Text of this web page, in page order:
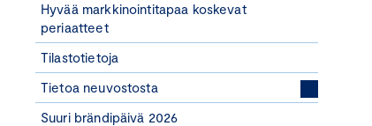
Hyvää markkinointitapaa koskevat
periaatteet
Tilastotietoja
Tietoa neuvostosta
Suuri brändipäivä 2026